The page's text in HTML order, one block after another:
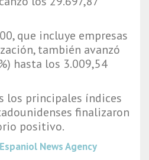
que incluye empresas
también avanzó
hasta los 3.009,54
los principales índices
finalizaron
positivo.
Espaniol News Agency